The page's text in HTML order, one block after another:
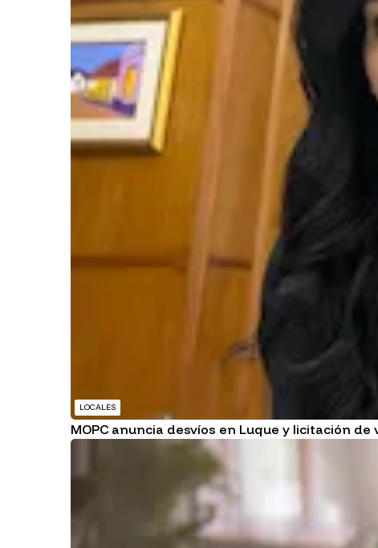
LOCALES
MOPC anuncia desvíos en Luque y licitación